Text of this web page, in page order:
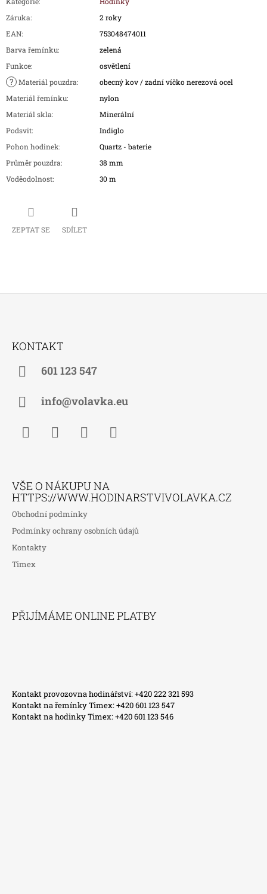
Záruka:
2 roky
EAN:
753048474011
Barva řemínku:
zelená
Funkce: osvětlení
? Materiál pouzdra:
obecný kov / zadní víčko nerezová ocel
Materiál řemínku:
nylon
Materiál skla:
Minerální
Podsvit:
Indiglo
Pohon hodinek:
Quartz - baterie
Průměr pouzdra:
38 mm
Voděodolnost: 30 m
ZEPTAT SE SDÍLET
KONTAKT
601 123 547
info@volavka.eu
VŠE O NÁKUPU NA
HTTPS://WWW.HODINARSTVIVOLAVKA.CZ
Obchodní podmínky
Podmínky ochrany osobních údajů
Kontakty
Timex
PŘIJÍMÁME ONLINE PLATBY
Kontakt provozovna hodinářství: +420 222 321 593
Kontakt na řemínky Timex: +420 601 123 547
Kontakt na hodinky Timex: +420 601 123 546